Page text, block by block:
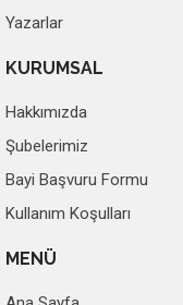
Yazarlar
KURUMSAL
Hakkımızda
Şubelerimiz
Bayi Başvuru Formu
Kullanım Koşulları
MENÜ